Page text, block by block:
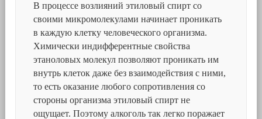
В процессе возлияний этиловый спирт со
своими микромолекулами начинает проникать
в каждую клетку человеческого организма.
Химически индифферентные свойства
этаноловых молекул позволяют проникать им
внутрь клеток даже без взаимодействия с ними,
то есть оказание любого сопротивления со
стороны организма этиловый спирт не
ощущает. Поэтому алкоголь так легко поражает